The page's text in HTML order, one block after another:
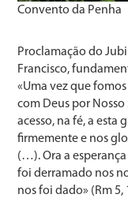
Convento da Penha
Proclamação do
Francisco,
«Uma vez que
com Deus por Nosso
acesso, na fé, a esta
firmemente e nos
(…). Ora a
foi derramado nos
nos foi dado» (Rm 5,